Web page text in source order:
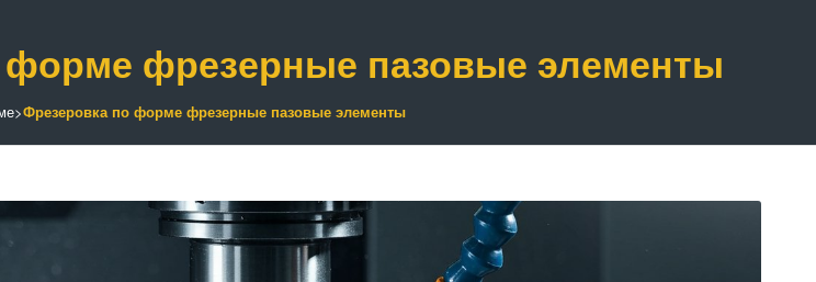
форме фрезерные пазовые элементы
>Фрезеровка по форме фрезерные пазовые элементы